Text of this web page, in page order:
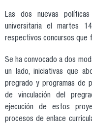
Las dos nuevas
universitaria el martes
respectivos concursos que
Se ha convocado a dos
un lado, iniciativas que
pregrado y programas de
de vinculación del
ejecución de estos
procesos de enlace